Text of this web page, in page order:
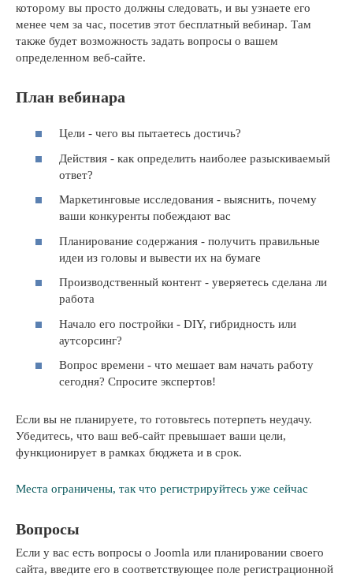
которому вы просто должны следовать, и вы узнаете его
менее чем за час, посетив этот бесплатный вебинар. Там
также будет возможность задать вопросы о вашем
определенном веб-сайте.
План вебинара
Цели - чего вы пытаетесь достичь?
Действия - как определить наиболее разыскиваемый
ответ?
Маркетинговые исследования - выяснить, почему
ваши конкуренты побеждают вас
Планирование содержания - получить правильные
идеи из головы и вывести их на бумаге
Производственный контент - уверяетесь сделана ли
работа
Начало его постройки - DIY, гибридность или
аутсорсинг?
Вопрос времени - что мешает вам начать работу
сегодня? Спросите экспертов!
Если вы не планируете, то готовьтесь потерпеть неудачу.
Убедитесь, что ваш веб-сайт превышает ваши цели,
функционирует в рамках бюджета и в срок.
Места ограничены, так что регистрируйтесь уже сейчас
Вопросы
Если у вас есть вопросы о Joomla или планировании своего
сайта, введите его в соответствующее поле регистрационной